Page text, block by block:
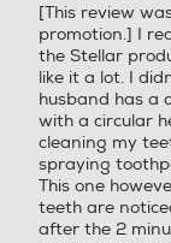
stelle.
[This review
promotion.] I
the Stellar
like it a lot. I
husband has a
with a circular
cleaning my
spraying
This one
teeth are
after the 2